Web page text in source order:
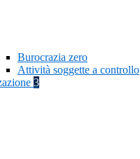
Burocrazia zero
Attività soggette a controllo
3